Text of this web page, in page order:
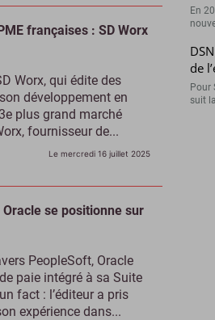
françaises : SD Worx
Worx, qui édite des
développement en
plus grand marché
fournisseur de...
Le mercredi 16 juillet 2025
se positionne sur
PeopleSoft, Oracle
paie intégré à sa Suite
fact : l’éditeur a pris
expérience dans...
En
de
Pour
suit